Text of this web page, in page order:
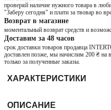
проверяй наличие нужного товара в
"Заберу сегодня" и плати за твовар во
Возврат в магазине
моментальный возврат средств и
Доставим за 48 часов
срок доставки товаров продавца
доставлен позже, мы начислим 200 ₴
только за полученные заказы.
ХАРАКТЕРИСТИКИ
ОПИСАНИЕ